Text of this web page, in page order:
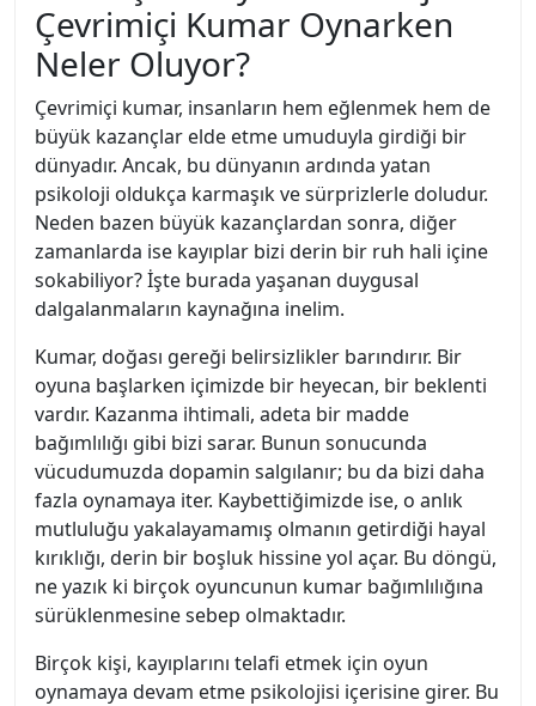
Çevrimiçi Kumar Oynarken
Neler Oluyor?
Çevrimiçi kumar, insanların hem eğlenmek hem de
büyük kazançlar elde etme umuduyla girdiği bir
dünyadır. Ancak, bu dünyanın ardında yatan
psikoloji oldukça karmaşık ve sürprizlerle doludur.
Neden bazen büyük kazançlardan sonra, diğer
zamanlarda ise kayıplar bizi derin bir ruh hali içine
sokabiliyor? İşte burada yaşanan duygusal
dalgalanmaların kaynağına inelim.
Kumar, doğası gereği belirsizlikler barındırır. Bir
oyuna başlarken içimizde bir heyecan, bir beklenti
vardır. Kazanma ihtimali, adeta bir madde
bağımlılığı gibi bizi sarar. Bunun sonucunda
vücudumuzda dopamin salgılanır; bu da bizi daha
fazla oynamaya iter. Kaybettiğimizde ise, o anlık
mutluluğu yakalayamamış olmanın getirdiği hayal
kırıklığı, derin bir boşluk hissine yol açar. Bu döngü,
ne yazık ki birçok oyuncunun kumar bağımlılığına
sürüklenmesine sebep olmaktadır.
Birçok kişi, kayıplarını telafi etmek için oyun
oynamaya devam etme psikolojisi içerisine girer. Bu